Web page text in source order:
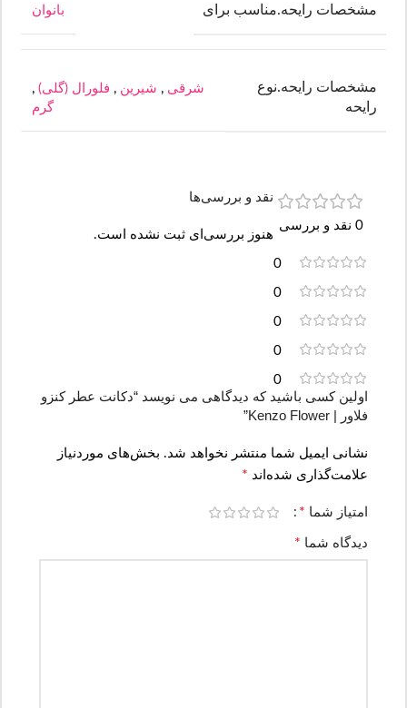
مشخصات رایحه.مناسب برای بانوان
مشخصات رایحه.نوع
رایحه
شرقی , شیرین , فلورال (گلی) ,
گرم
0 نقد و بررسی
0
0
0
0
0
نقد و بررسی‌ها
هنوز بررسی‌ای ثبت نشده است.
اولین کسی باشید که دیدگاهی می نویسد “دکانت عطر کنزو
فلاور | Kenzo Flower”
نشانی ایمیل شما منتشر نخواهد شد. بخش‌های موردنیاز
علامت‌گذاری شده‌اند *
امتیاز شما *
دیدگاه شما *